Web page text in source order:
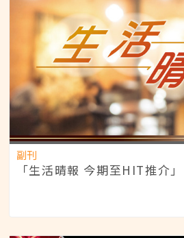
副刊
「生活晴報 今期至HIT推介」